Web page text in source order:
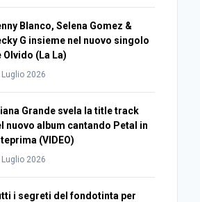
Blanco, Selena Gomez &
G insieme nel nuovo singolo
Olvido (La La)
Luglio 2026
Grande svela la title track
nuovo album cantando Petal in
(VIDEO)
Luglio 2026
i segreti del fondotinta per